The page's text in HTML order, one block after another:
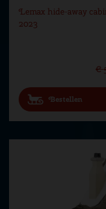
Lemax hide-away
2023
€
Bestellen